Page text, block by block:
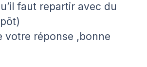
faut repartir avec du
votre réponse ,bonne